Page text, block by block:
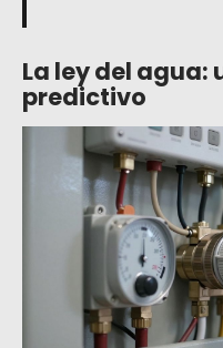
La ley del agua:
predictivo